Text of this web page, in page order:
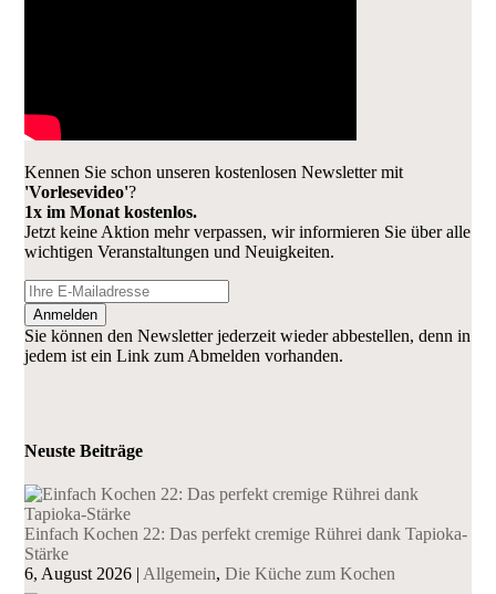
Kennen Sie schon unseren kostenlosen Newsletter mit
'Vorlesevideo'?
1x im Monat kostenlos.
Jetzt keine Aktion mehr verpassen, wir informieren Sie über alle
wichtigen Veranstaltungen und Neuigkeiten.
Anmelden
Sie können den Newsletter jederzeit wieder abbestellen, denn in
jedem ist ein Link zum Abmelden vorhanden.
Neuste Beiträge
Einfach Kochen 22: Das perfekt cremige Rührei dank Tapioka-
Stärke
6, August 2026 | Allgemein,Die Küche zum Kochen